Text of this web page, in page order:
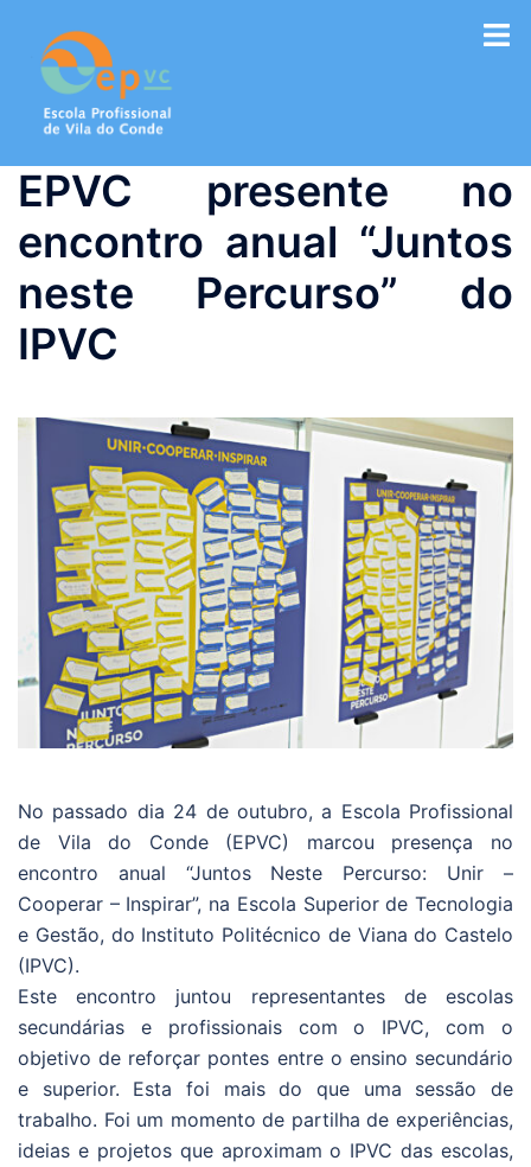
conteúdo
EPVC presente no
encontro anual “Juntos
neste Percurso” do
IPVC
No passado dia 24 de outubro, a Escola Profissional
de Vila do Conde (EPVC) marcou presença no
encontro anual “Juntos Neste Percurso: Unir –
Cooperar – Inspirar”, na Escola Superior de Tecnologia
e Gestão, do Instituto Politécnico de Viana do Castelo
(IPVC).
Este encontro juntou representantes de escolas
secundárias e profissionais com o IPVC, com o
objetivo de reforçar pontes entre o ensino secundário
e superior. Esta foi mais do que uma sessão de
trabalho. Foi um momento de partilha de experiências,
ideias e projetos que aproximam o IPVC das escolas,